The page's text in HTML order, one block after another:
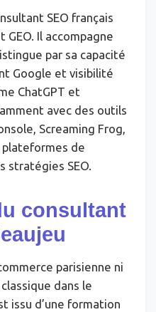
SEO français
Il accompagne
par sa capacité
Google et visibilité
ChatGPT et
avec des outils
Screaming Frog,
de
stratégies SEO.
consultant
parisienne ni
dans le
issu d’une formation